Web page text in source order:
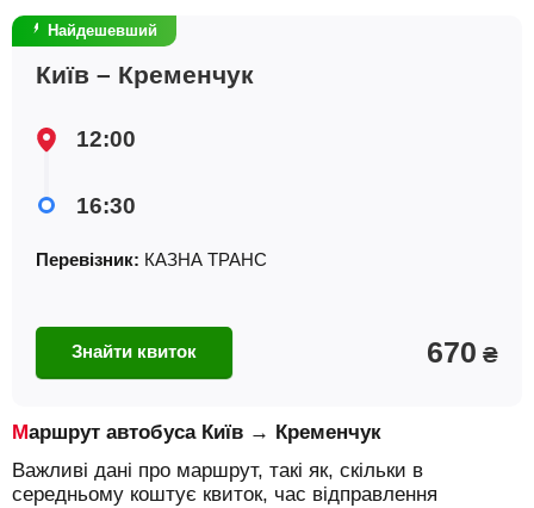
Найдешевший
Київ – Кременчук
12:00
16:30
Перевізник: КАЗНА ТРАНС
Знайти квиток 670 ₴
Маршрут автобуса Київ → Кременчук
Важливі дані про маршрут, такі як, скільки в
середньому коштує квиток, час відправлення